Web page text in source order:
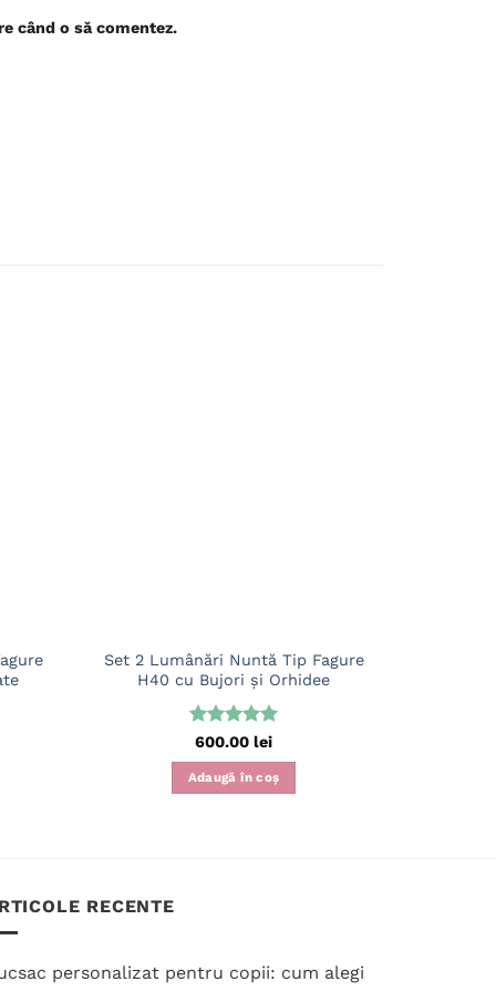
când o să comentez.
Set 2 Lumânări Nuntă Tip Fagure
H40 cu Bujori și Orhidee
Evaluat la
600.00 lei
Adaugă în coș
RECENTE
personalizat pentru copii: cum alegi